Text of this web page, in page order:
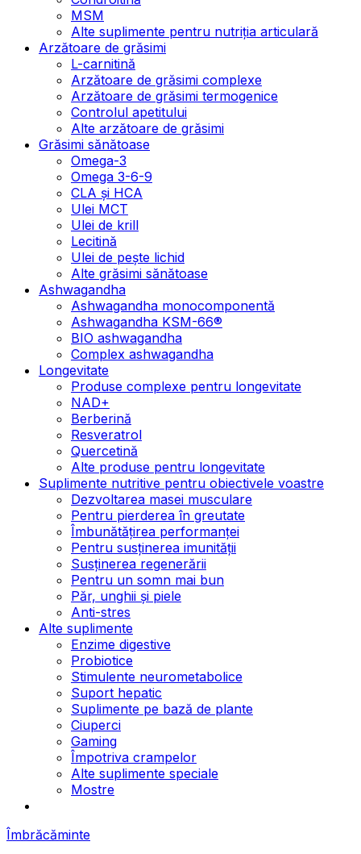
MSM
Alte suplimente pentru nutriția articulară
Arzătoare de grăsimi
L-carnitină
Arzătoare de grăsimi complexe
Arzătoare de grăsimi termogenice
Controlul apetitului
Alte arzătoare de grăsimi
Grăsimi sănătoase
Omega-3
Omega 3-6-9
CLA şi HCA
Ulei MCT
Ulei de krill
Lecitină
Ulei de pește lichid
Alte grăsimi sănătoase
Ashwagandha
Ashwagandha monocomponentă
Ashwagandha KSM-66®
BIO ashwagandha
Complex ashwagandha
Longevitate
Produse complexe pentru longevitate
NAD+
Berberină
Resveratrol
Quercetină
Alte produse pentru longevitate
Suplimente nutritive pentru obiectivele voastre
Dezvoltarea masei musculare
Pentru pierderea în greutate
Îmbunătățirea performanței
Pentru susținerea imunității
Susținerea regenerării
Pentru un somn mai bun
Păr, unghii și piele
Anti-stres
Alte suplimente
Enzime digestive
Probiotice
Stimulente neurometabolice
Suport hepatic
Suplimente pe bază de plante
Ciuperci
Gaming
Împotriva crampelor
Alte suplimente speciale
Mostre
Îmbrăcăminte